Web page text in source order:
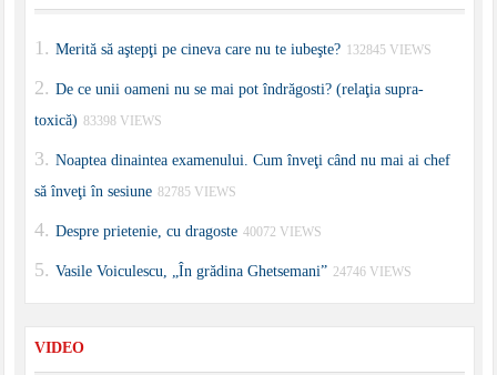
Merită să aştepţi pe cineva care nu te iubeşte? 132845 VIEWS
De ce unii oameni nu se mai pot îndrăgosti? (relaţia supra-
toxică) 83398 VIEWS
Noaptea dinaintea examenului. Cum înveţi când nu mai ai chef
să înveţi în sesiune 82785 VIEWS
Despre prietenie, cu dragoste 40072 VIEWS
Vasile Voiculescu, „În grădina Ghetsemani” 24746 VIEWS
VIDEO